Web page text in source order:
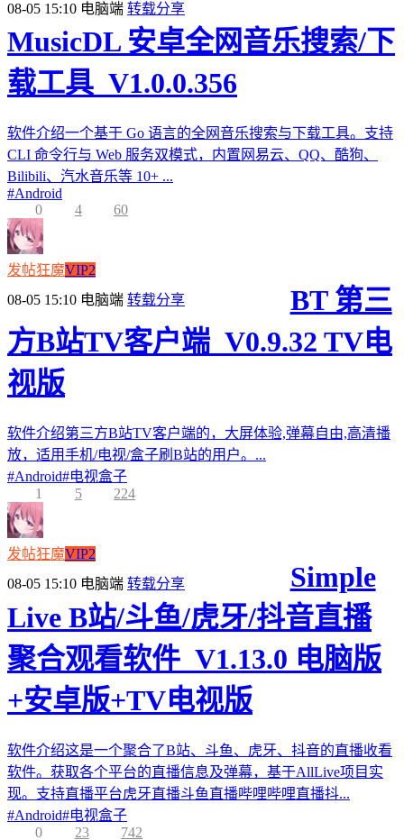
08-05 15:10 电脑端 转载分享
MusicDL 安卓全网音乐搜索/下
载工具_V1.0.0.356
软件介绍一个基于 Go 语言的全网音乐搜索与下载工具。支持
CLI 命令行与 Web 服务双模式，内置网易云、QQ、酷狗、
Bilibili、汽水音乐等 10+ ...
#Android
0
4 60
发帖狂魔VIP2
08-05 15:10 电脑端 转载分享
BT 第三
方B站TV客户端_V0.9.32 TV电
视版
软件介绍第三方B站TV客户端的，大屏体验,弹幕自由,高清播
放，适用手机/电视/盒子刷B站的用户。...
#Android#电视盒子
1
5 224
发帖狂魔VIP2
08-05 15:10 电脑端 转载分享
Simple
Live B站/斗鱼/虎牙/抖音直播
聚合观看软件_V1.13.0 电脑版
+安卓版+TV电视版
软件介绍这是一个聚合了B站、斗鱼、虎牙、抖音的直播收看
软件。获取各个平台的直播信息及弹幕，基于AllLive项目实
现。支持直播平台虎牙直播斗鱼直播哔哩哔哩直播抖...
#Android#电视盒子
0
23 742